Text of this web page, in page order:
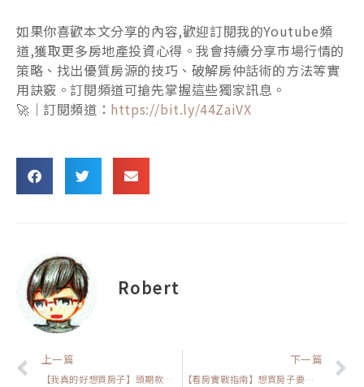
如果你喜歡本文分享的內容,歡迎訂閱我的Youtube頻
道,獲取更多房地產投資心得。我會持續分享市場行情的
策略、找出優質房源的技巧、破解房仲話術的方法等實
用訣竅。訂閱頻道可搶先掌握這些獨家訊息。
🚀｜訂閱頻道： https://bit.ly/44ZaiVX
Robert
上一頁
上一篇
【我真的好想買房子】頭期款不足怎麼辦？鄉民在講的手法好用嗎?
下一篇
【看房實戰指南】想買房子要先跟父母說嗎?為什麼很多這樣做的人都買不到房子